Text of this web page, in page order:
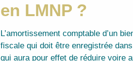
en LMNP ?
L’amortissement comptable d’un
fiscale qui doit être enregistrée
qui aura pour effet de réduire voire